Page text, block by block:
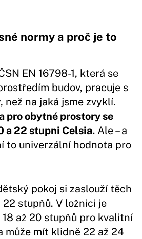
normy a proč je to
EN 16798-1, která se
budov, pracuje s
než na jaká jsme zvyklí.
pro obytné prostory se
a 22 stupni Celsia. Ale – a
to univerzální hodnota pro
pokoj si zaslouží těch
stupňů. V ložnici je
až 20 stupňů pro kvalitní
může mít klidně 22 až 24